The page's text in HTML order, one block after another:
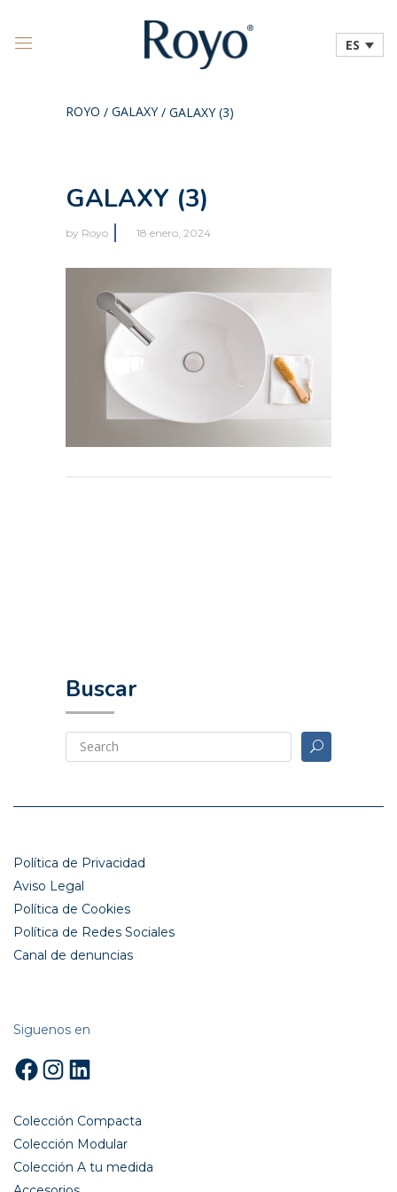
ES
ROYO / GALAXY/ GALAXY (3)
GALAXY (3)
by Royo 18 enero, 2024
Buscar
Política de Privacidad
Aviso Legal
Política de Cookies
Política de Redes Sociales
Canal de denuncias
Siguenos en
Facebook
Instagram
LinkedIn
Colección Compacta
Colección Modular
Colección A tu medida